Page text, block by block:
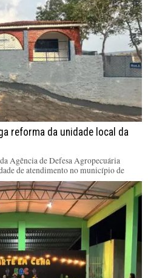
reforma da unidade local da
Agência de Defesa Agropecuária
de atendimento no município de